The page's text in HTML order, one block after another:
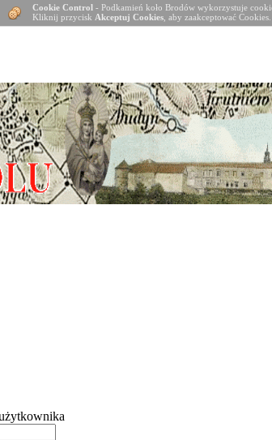
Cookie Control - Podkamień koło Brodów wykorzystuje
Kliknij przycisk Akceptuj Cookies , aby zaakceptować Cookies.